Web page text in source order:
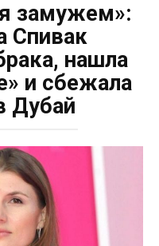
замужем»:
Спивак
нашла
и сбежала
Дубай